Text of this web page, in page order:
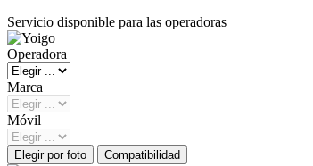
Servicio disponible para las operadoras
Operadora
Marca
Móvil